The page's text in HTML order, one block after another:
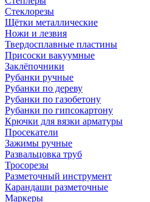
Стеклорезы
Щётки металлические
Ножи и лезвия
Твердосплавные пластины
Присоски вакуумные
Заклёпочники
Рубанки ручные
Рубанки по дереву
Рубанки по газобетону
Рубанки по гипсокартону
Крючки для вязки арматуры
Просекатели
Зажимы ручные
Развальцовка труб
Тросорезы
Разметочный инструмент
Карандаши разметочные
Маркеры